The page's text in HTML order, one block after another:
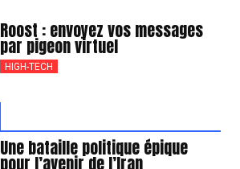
Roost : envoyez vos messages
par pigeon virtuel
HIGH-TECH
Une bataille politique épique
pour l’avenir de l’Iran